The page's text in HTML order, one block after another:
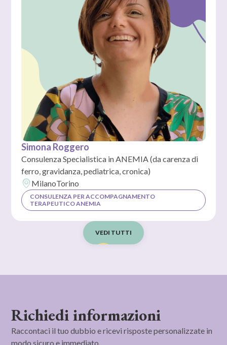
Simona Roggero
Consulenza Specialistica in ANEMIA (da carenza di
ferro, gravidanza, pediatrica, cronica)
MilanoTorino
CONSULENZA PER ACCOMPAGNAMENTO
TERAPEUTICO ANEMIA
VEDI TUTTI
Richiedi informazioni
Raccontaci il tuo dubbio e ricevi risposte personalizzate in
modo sicuro e immediato.